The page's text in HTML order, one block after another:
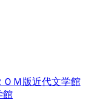
Ｍ版近代文学館
館